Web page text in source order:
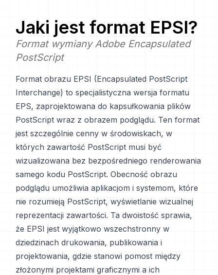
Jaki jest format EPSI?
Format wymiany Adobe Encapsulated
PostScript
Format obrazu EPSI (Encapsulated PostScript
Interchange) to specjalistyczna wersja formatu
EPS, zaprojektowana do kapsułkowania plików
PostScript wraz z obrazem podglądu. Ten format
jest szczególnie cenny w środowiskach, w
których zawartość PostScript musi być
wizualizowana bez bezpośredniego renderowania
samego kodu PostScript. Obecność obrazu
podglądu umożliwia aplikacjom i systemom, które
nie rozumieją PostScript, wyświetlanie wizualnej
reprezentacji zawartości. Ta dwoistość sprawia,
że EPSI jest wyjątkowo wszechstronny w
dziedzinach drukowania, publikowania i
projektowania, gdzie stanowi pomost między
złożonymi projektami graficznymi a ich